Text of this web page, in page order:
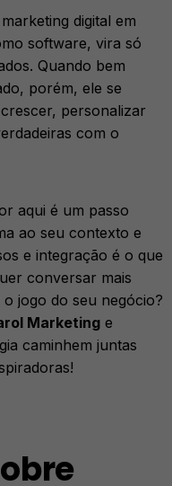
digital em
software, vira só
Quando bem
porém, ele se
personalizar
com o
aqui é um passo
ao seu contexto e
e integração é o que
conversar mais
jogo do seu negócio?
Marketing e
caminhem juntas